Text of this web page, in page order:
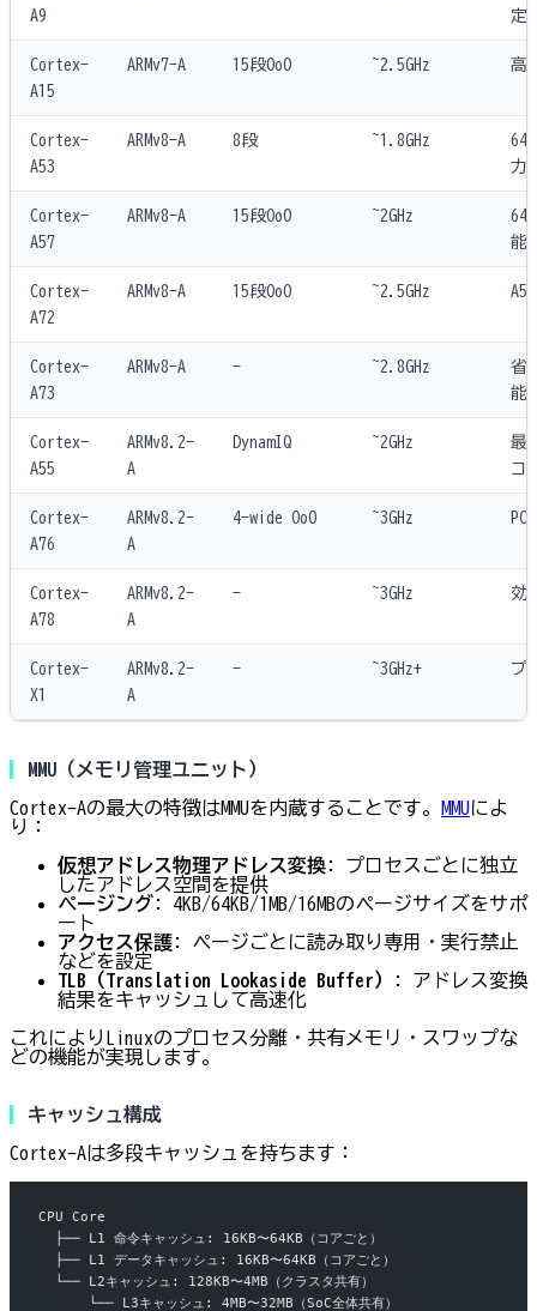
A9
定
Cortex-
A15
ARMv7-A 15段OoO ~2.5GHz 高
Cortex-
A53
ARMv8-A 8段 ~1.8GHz
力
Cortex-
A57
ARMv8-A 15段OoO ~2GHz
能
Cortex-
A72
ARMv8-A 15段OoO ~2.5GHz
Cortex-
A73
ARMv8-A - ~2.8GHz
省
能
Cortex-
A55
ARMv8.2-
A
DynamIQ ~2GHz
最
コ
Cortex-
A76
ARMv8.2-
A
4-wide OoO ~3GHz PC
Cortex-
A78
ARMv8.2-
A
- ~3GHz 効
Cortex-
X1
ARMv8.2-
A
- ~3GHz+ プ
MMU（メモリ管理ユニット）
Cortex-Aの最大の特徴はMMUを内蔵することです。 MMUによ
り：
仮想アドレス→物理アドレス変換: プロセスごとに独立
したアドレス空間を提供
ページング: 4KB/64KB/1MB/16MBのページサイズをサポ
ート
アクセス保護: ページごとに読み取り専用・実行禁止
などを設定
TLB（Translation Lookaside Buffer）
: アドレス変換
結果をキャッシュして高速化
これによりLinuxのプロセス分離・共有メモリ・スワップな
どの機能が実現します。
キャッシュ構成
Cortex-Aは多段キャッシュを持ちます：
CPU Core
  ├── L1 命令キャッシュ: 16KB〜64KB（コアごと）
  ├── L1 データキャッシュ: 16KB〜64KB（コアごと）
  └── L2キャッシュ: 128KB〜4MB（クラスタ共有）
      └── L3キャッシュ: 4MB〜32MB（SoC全体共有）